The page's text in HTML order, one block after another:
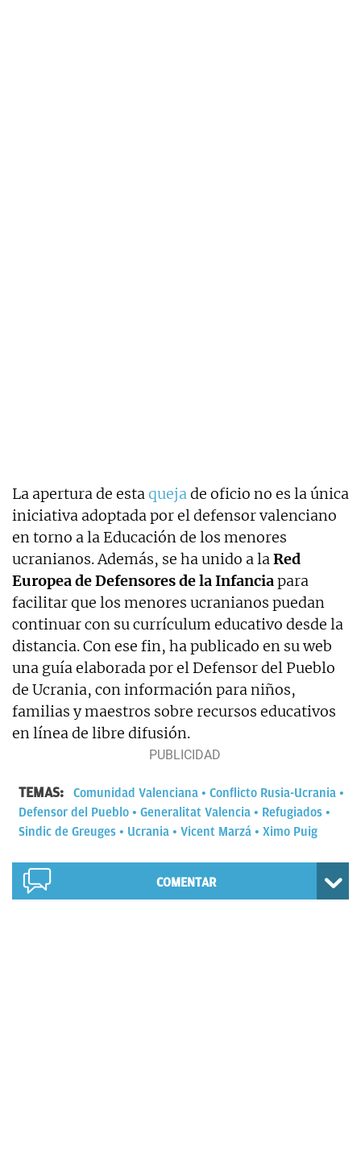
La apertura de estaquejade oficio no es la única
iniciativa adoptada por el defensor valenciano
en torno a la Educación de los menores
ucranianos. Además, se ha unido a laRed
Europea de Defensores de la Infanciapara
facilitar que los menores ucranianos puedan
continuar con su currículum educativo desde la
distancia. Con ese fin, ha publicado en su web
una guía elaborada por el Defensor del Pueblo
de Ucrania, con información para niños,
familias y maestros sobre recursos educativos
en línea de libre difusión.
TEMAS: Comunidad Valenciana
Conflicto Rusia-Ucrania
Defensor del Pueblo
Generalitat Valencia
Refugiados
Sindic de Greuges
Ucrania Vicent Marzá Ximo Puig
COMENTAR